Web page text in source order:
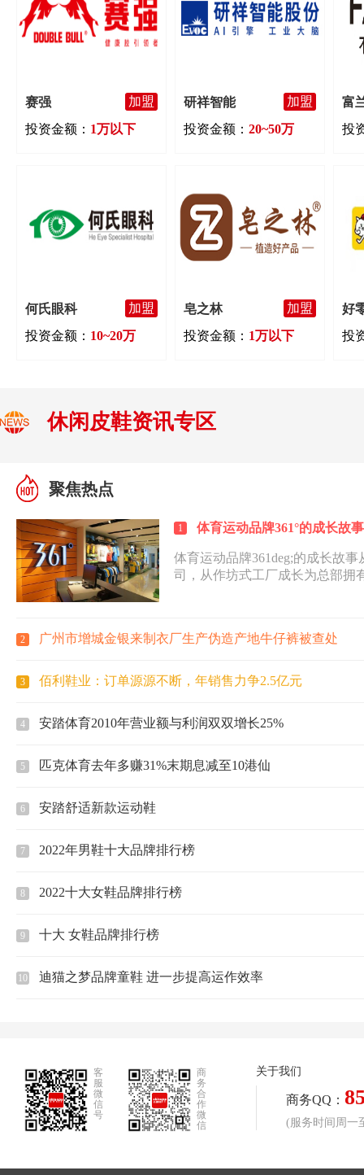
赛强
加盟
投资金额： 1万以下
研祥智能
加盟
投资金额： 20~50万
富
投
何氏眼科
加盟
投资金额： 10~20万
皂之林
加盟
投资金额： 1万以下
好
投
休闲皮鞋资讯专区
聚焦热点
1 体育运动品牌361°的成长故事
体育运动品牌361deg;的成长故
司，从作坊式工厂成长为总部拥
司总裁兼执行董事丁伍号说：
然后让全
2 广州市增城金银来制衣厂生产伪造产地牛仔裤被查处
3 佰利鞋业：订单源源不断，年销售力争2.5亿元
4 安踏体育2010年营业额与利润双双增长25%
5 匹克体育去年多赚31%末期息减至10港仙
6 安踏舒适新款运动鞋
7 2022年男鞋十大品牌排行榜
8 2022十大女鞋品牌排行榜
9 十大 女鞋品牌排行榜
10 迪猫之梦品牌童鞋 进一步提高运作效率
客
服
微
信
号
商
务
合
作
微
信
关于我们
商务QQ：
(服务时间周一